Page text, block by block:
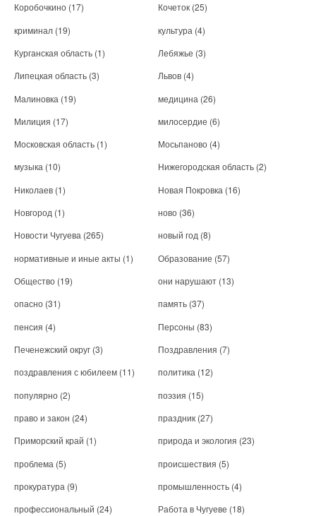
Коробочкино (17) Кочеток (25)
криминал (19) культура (4)
Курганская область (1) Лебяжье (3)
Липецкая область (3) Львов (4)
Малиновка (19) медицина (26)
Милиция (17) милосердие (6)
Московская область (1) Мосьпаново (4)
музыка (10) Нижегородская область (2)
Николаев (1) Новая Покровка (16)
Новгород (1) ново (36)
Новости Чугуева (265) новый год (8)
нормативные и иные акты (1) Образование (57)
Общество (19) они нарушают (13)
опасно (31) память (37)
пенсия (4) Персоны (83)
Печенежский округ (3) Поздравления (7)
поздравления с юбилеем (11) политика (12)
популярно (2) поэзия (15)
право и закон (24) праздник (27)
Приморский край (1) природа и экология (23)
проблема (5) происшествия (5)
прокуратура (9) промышленность (4)
профессиональный (24) Работа в Чугуеве (18)